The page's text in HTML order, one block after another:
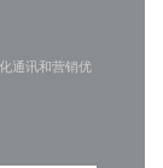
通讯和营销优